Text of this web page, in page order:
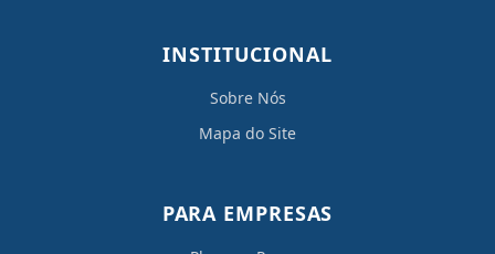
INSTITUCIONAL
Sobre Nós
Mapa do Site
PARA EMPRESAS